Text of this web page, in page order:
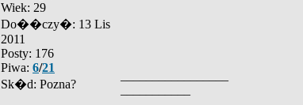
Wiek: 29
Do��czy�: 13 Lis
2011
Posty: 176
Piwa: 6/21
Sk�d: Pozna?